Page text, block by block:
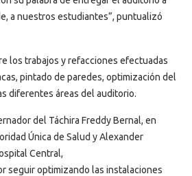
a nuestros estudiantes”, puntualizó
los trabajos y refacciones efectuadas
pintado de paredes, optimización del
diferentes áreas del auditorio.
del Táchira Freddy Bernal, en
Única de Salud y Alexander
Central,
seguir optimizando las instalaciones